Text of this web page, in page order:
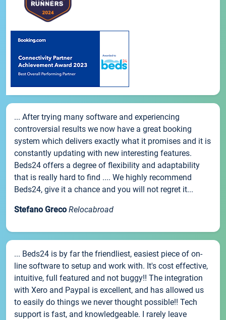
... After trying many software and experiencing
controversial results we now have a great booking
system which delivers exactly what it promises and it is
constantly updating with new interesting features.
Beds24 offers a degree of flexibility and adaptability
that is really hard to find .... We highly recommend
Beds24, give it a chance and you will not regret it...
Stefano Greco Relocabroad
... Beds24 is by far the friendliest, easiest piece of on-
line software to setup and work with. It's cost effective,
intuitive, full featured and not buggy!! The integration
with Xero and Paypal is excellent, and has allowed us
to easily do things we never thought possible!! Tech
support is fast, and knowledgeable. I rarely leave